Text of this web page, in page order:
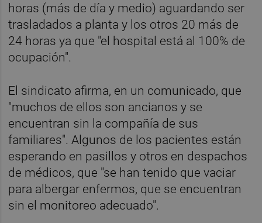
horas (más de día y medio) aguardando ser
trasladados a planta y los otros 20 más de
24 horas ya que "el hospital está al 100% de
ocupación".
El sindicato afirma, en un comunicado, que
"muchos de ellos son ancianos y se
encuentran sin la compañía de sus
familiares". Algunos de los pacientes están
esperando en pasillos y otros en despachos
de médicos, que "se han tenido que vaciar
para albergar enfermos, que se encuentran
sin el monitoreo adecuado".